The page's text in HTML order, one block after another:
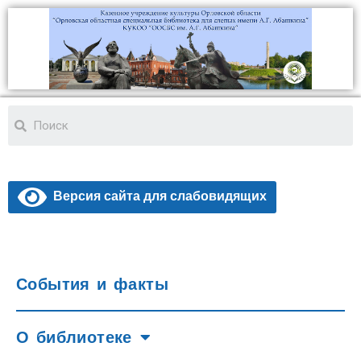
Версия сайта для слабовидящих
События и факты
О библиотеке